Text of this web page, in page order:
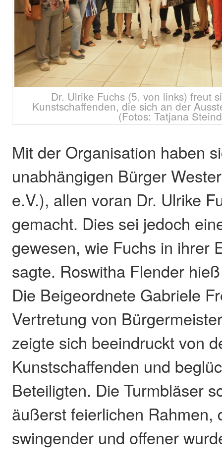
Dr. Ulrike Fuchs (5. von links) freut
Kunstschaffenden, die sich an der
(Fotos: Tatjana
Mit der Organisation haben
unabhängigen Bürger
e.V.), allen voran Dr. Ulrike
gemacht. Dies sei jedoch
gewesen, wie Fuchs in ihrer
sagte. Roswitha Flender
Die Beigeordnete Gabriele
Vertretung von
zeigte sich beeindruckt von
Kunstschaffenden und
Beteiligten. Die Turmbläser
äußerst feierlichen Rahmen,
swingender und offener